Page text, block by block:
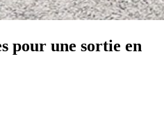
pour une sortie en